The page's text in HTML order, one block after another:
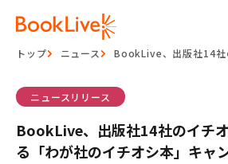
トップ ニュース BookLive、出版社14社
ニュースリリース
BookLive、出版社14社のイチ
る「わが社のイチオシ本」キャ